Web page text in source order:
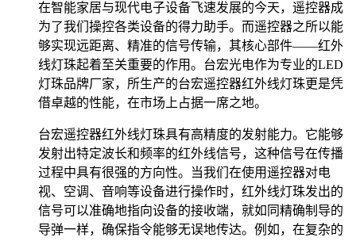
在智能家居与现代电子设备飞速发展的今天，遥控器成
为了我们操控各类设备的得力助手。而遥控器之所以能
够实现远距离、精准的信号传输，其核心部件——红外
线灯珠起着至关重要的作用。台宏光电作为专业的LED
灯珠品牌厂家，所生产的台宏遥控器红外线灯珠更是凭
借卓越的性能，在市场上占据一席之地。
台宏遥控器红外线灯珠具有高精度的发射能力。它能够
发射出特定波长和频率的红外线信号，这种信号在传播
过程中具有很强的方向性。当我们在使用遥控器对电
视、空调、音响等设备进行操作时，红外线灯珠发出的
信号可以准确地指向设备的接收端，就如同精确制导的
导弹一样，确保指令能够无误地传达。例如，在复杂的